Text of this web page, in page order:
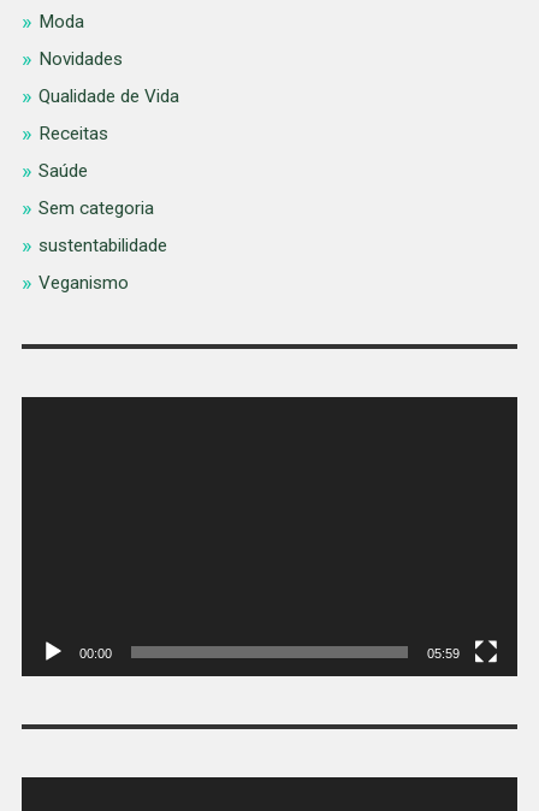
Moda
Novidades
Qualidade de Vida
Receitas
Saúde
Sem categoria
sustentabilidade
Veganismo
00:00 05:59